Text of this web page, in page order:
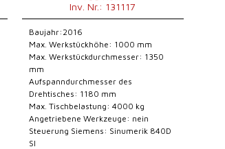
Inv. Nr.: 131117
Baujahr:2016
Max. Werkstückhöhe: 1000 mm
Max. Werkstückdurchmesser: 1350
mm
Aufspanndurchmesser des
Drehtisches: 1180 mm
Max. Tischbelastung: 4000 kg
Angetriebene Werkzeuge: nein
Steuerung Siemens: Sinumerik 840D
Sl